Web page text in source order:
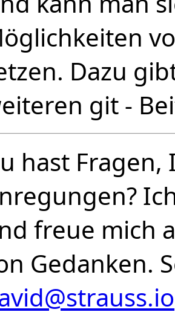
Dazu
git -
hast
freue mich
Gedanken.